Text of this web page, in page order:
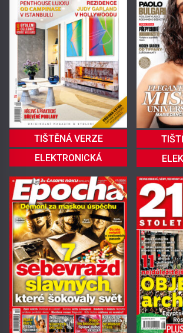
TIŠTĚNÁ VERZE
ELEKTRONICKÁ